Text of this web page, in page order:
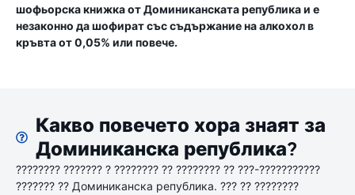
шофьорска книжка от Доминиканската република и е
незаконно да шофират със съдържание на алкохол в
кръвта от 0,05% или повече.
Какво повечето хора знаят за
Доминиканска република?
???????? ??????? ? ???????? ?? ???????? ?? ???-???????????
??????? ?? Доминиканска република. ??? ?? ????????